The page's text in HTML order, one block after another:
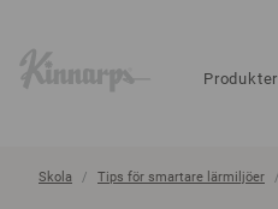
Produkter
Skola Tips för smartare lärmiljöer